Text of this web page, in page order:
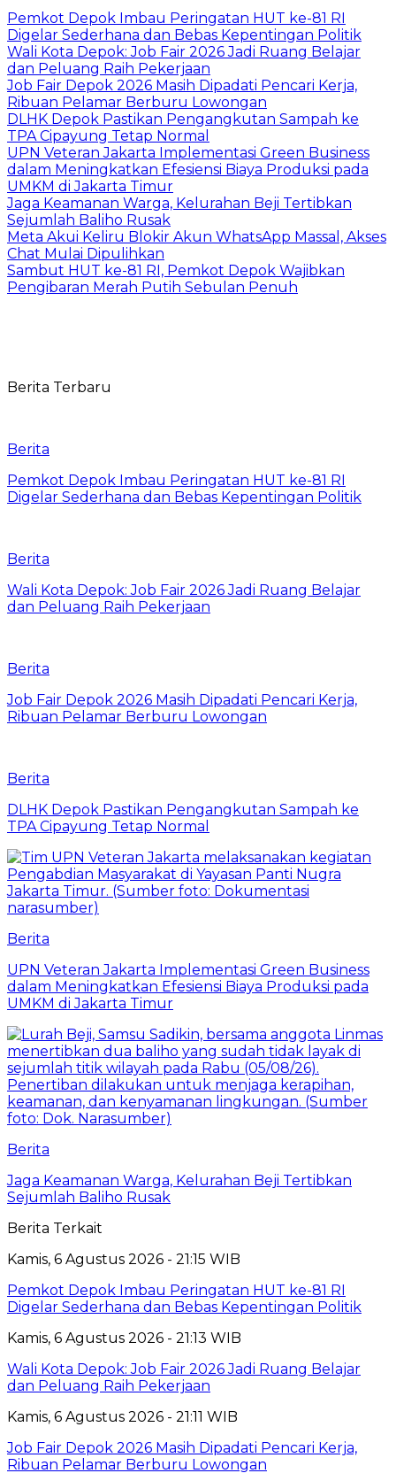
Pemkot Depok Imbau Peringatan HUT ke-81 RI
Digelar Sederhana dan Bebas Kepentingan Politik
Wali Kota Depok: Job Fair 2026 Jadi Ruang Belajar
dan Peluang Raih Pekerjaan
Job Fair Depok 2026 Masih Dipadati Pencari Kerja,
Ribuan Pelamar Berburu Lowongan
DLHK Depok Pastikan Pengangkutan Sampah ke
TPA Cipayung Tetap Normal
UPN Veteran Jakarta Implementasi Green Business
dalam Meningkatkan Efesiensi Biaya Produksi pada
UMKM di Jakarta Timur
Jaga Keamanan Warga, Kelurahan Beji Tertibkan
Sejumlah Baliho Rusak
Meta Akui Keliru Blokir Akun WhatsApp Massal, Akses
Chat Mulai Dipulihkan
Sambut HUT ke-81 RI, Pemkot Depok Wajibkan
Pengibaran Merah Putih Sebulan Penuh
Berita Terbaru
Berita
Pemkot Depok Imbau Peringatan HUT ke-81 RI
Digelar Sederhana dan Bebas Kepentingan Politik
Berita
Wali Kota Depok: Job Fair 2026 Jadi Ruang Belajar
dan Peluang Raih Pekerjaan
Berita
Job Fair Depok 2026 Masih Dipadati Pencari Kerja,
Ribuan Pelamar Berburu Lowongan
Berita
DLHK Depok Pastikan Pengangkutan Sampah ke
TPA Cipayung Tetap Normal
Berita
UPN Veteran Jakarta Implementasi Green Business
dalam Meningkatkan Efesiensi Biaya Produksi pada
UMKM di Jakarta Timur
Berita
Jaga Keamanan Warga, Kelurahan Beji Tertibkan
Sejumlah Baliho Rusak
Berita Terkait
Kamis, 6 Agustus 2026 - 21:15 WIB
Pemkot Depok Imbau Peringatan HUT ke-81 RI
Digelar Sederhana dan Bebas Kepentingan Politik
Kamis, 6 Agustus 2026 - 21:13 WIB
Wali Kota Depok: Job Fair 2026 Jadi Ruang Belajar
dan Peluang Raih Pekerjaan
Kamis, 6 Agustus 2026 - 21:11 WIB
Job Fair Depok 2026 Masih Dipadati Pencari Kerja,
Ribuan Pelamar Berburu Lowongan